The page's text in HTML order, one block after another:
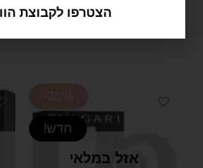
חדש!
אזל במלאי
הצטרפו לקבוצת